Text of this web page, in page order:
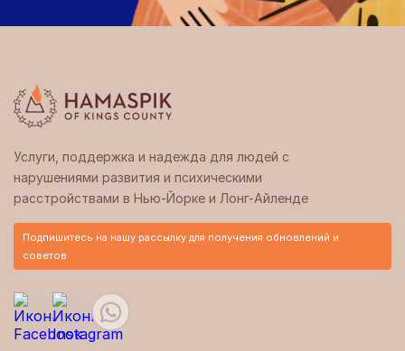
Услуги, поддержка и надежда для людей с
нарушениями развития и психическими
расстройствами в Нью-Йорке и Лонг-Айленде
Подпишитесь на нашу рассылку для получения обновлений и
советов